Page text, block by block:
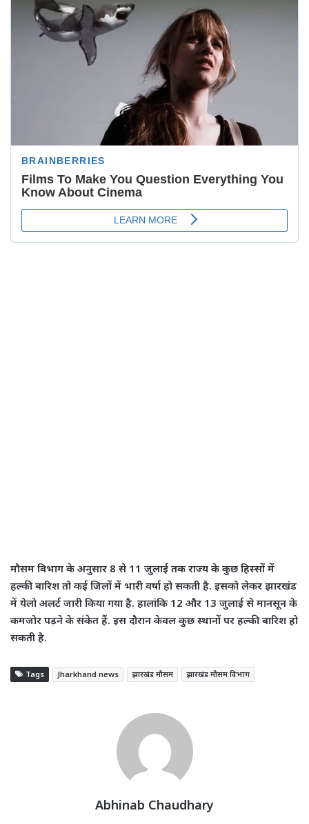
मौसम विभाग के अनुसार 8 से 11 जुलाई तक राज्य के कुछ हिस्सों में
हल्की बारिश तो कई जिलों में भारी वर्षा हो सकती है. इसको लेकर झारखंड
में येलो अलर्ट जारी किया गया है. हालांकि 12 और 13 जुलाई से मानसून के
कमजोर पड़ने के संकेत हैं. इस दौरान केवल कुछ स्थानों पर हल्की बारिश हो
सकती है.
Tags Jharkhand news झारखंड मौसम झारखंड मौसम विभाग
Abhinab Chaudhary